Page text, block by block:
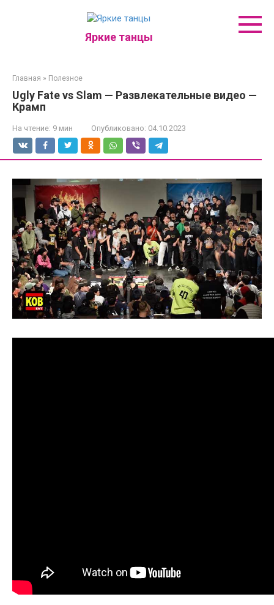
Яркие танцы
Главная » Полезное
Ugly Fate vs Slam — Развлекательные видео —
Крамп
На чтение: 9 мин Опубликовано: 04.10.2023